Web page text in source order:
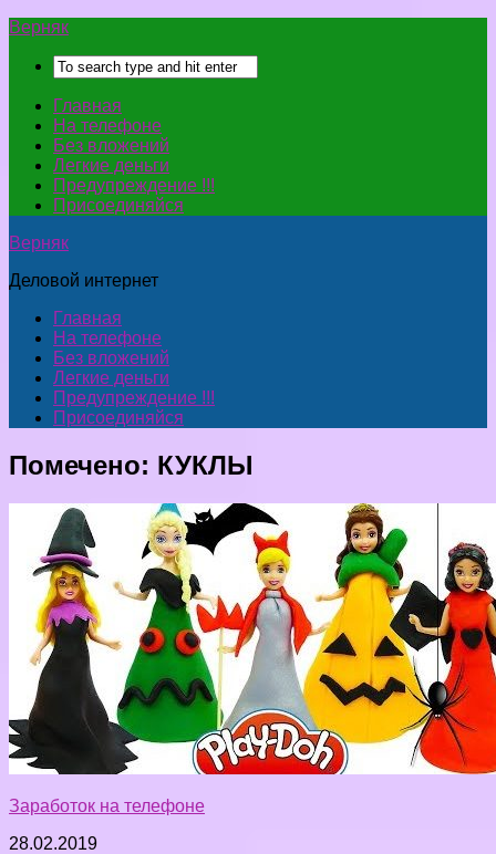
Верняк
Главная
На телефоне
Без вложений
Легкие деньги
Предупреждение !!!
Присоединяйся
Верняк
Деловой интернет
Главная
На телефоне
Без вложений
Легкие деньги
Предупреждение !!!
Присоединяйся
Помечено: КУКЛЫ
Заработок на телефоне
28.02.2019